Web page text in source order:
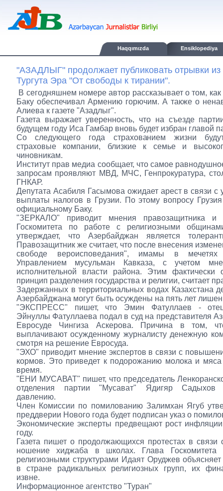
Haqqımızda Ensiklopediya
"АЗАДЛЫГ" продолжает публиковать отрывки из
Тургута Эра "От свободы к тирании".
В сегодняшнем номере автор рассказывает о том,
Баку обеспечивал Армению горючим. А также о
Алиева к газете "Азадлыг".
Газета выражает уверенность, что на съезде
будущем году Иса Гамбар вновь будет избран главой
Со следующего года страхованием жизни
страховые компании, близкие к семье и
чиновникам.
Институт прав медиа сообщает, что самое
запросам проявляют МВД, МЧС, Генпрокуратура,
ГНКАР.
Депутата Асабиля Гасымова ожидает арест в связи с
выплаты налогов в Грузии. По этому вопросу
официальному Баку.
"ЗЕРКАЛО" приводит мнения правозащитника и
Госкомитета по работе с религиозными
утверждает, что Азербайджан является
Правозащитник же считает, что после внесения
свободе вероисповедания", имамы в мечетях
Управлением мусульман Кавказа, с учетом
исполнительной власти района. Этим фактически
принцип разделения государства и религии, считает
Задержанных в территориальных водах Казахстана
Азербайджана могут быть осуждены на пять лет
"ЭКСПРЕСС" пишет, что Эмин Фатуллаев - отец
Эйнуллы Фатуллаева подал в суд на представителя
Евросуде Чингиза Аскерова. Причина в том,
выплачивают осужденному журналисту денежную
смотря на решение Евросуда.
"ЭХО" приводит мнение экспертов в связи с
кормов. Это приведет к подорожанию молока и
время.
"ЕНИ МУСАВАТ" пишет, что председатель
отделения партии "Мусават" Ядигяр Садыхов
давлению.
Член Комиссии по помилованию Залимхан Ягуб
преддверии Нового года будет подписан указ о
Экономические эксперты предвещают рост
году.
Газета пишет о продолжающихся протестах в связи
ношение хиджаба в школах. Глава
религиозными структурами Идаят Оруджев
в стране радикальных религиозных групп, их
извне.
Информационное агентство "Туран"